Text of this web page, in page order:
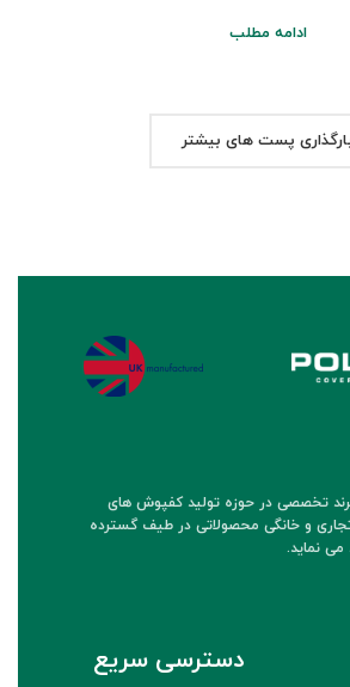
ادامه مطلب
پست های بیشتر
تخصصی در حوزه تولید کفپوش های
تجاری و خانگی محصولاتی در طیف گسترده
می نماید.
دسترسی سریع